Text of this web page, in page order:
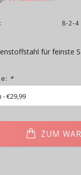
8-2-4
für feinste
*
ZUM